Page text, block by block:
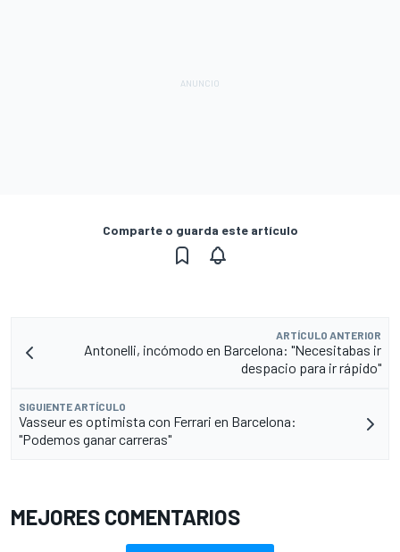
Comparte o guarda este artículo
ARTÍCULO ANTERIOR
Antonelli, incómodo en Barcelona: "Necesitabas ir
despacio para ir rápido"
SIGUIENTE ARTÍCULO
Vasseur es optimista con Ferrari en Barcelona:
"Podemos ganar carreras"
MEJORES COMENTARIOS